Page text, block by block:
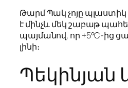
Թարմ Պակ չոյը պլաստիկ
է մինչև մեկ շաբաթ
պայմանով, որ +5°C-ից
լինի։
Պեկինյան